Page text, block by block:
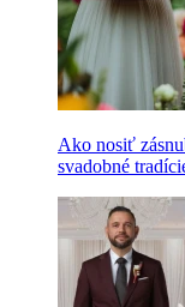
Ako nosiť
svadobné